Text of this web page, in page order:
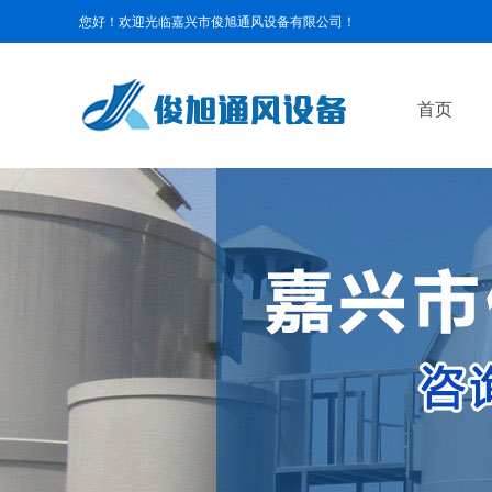
您好！欢迎光临嘉兴市俊旭通风设备有限公司！
首页